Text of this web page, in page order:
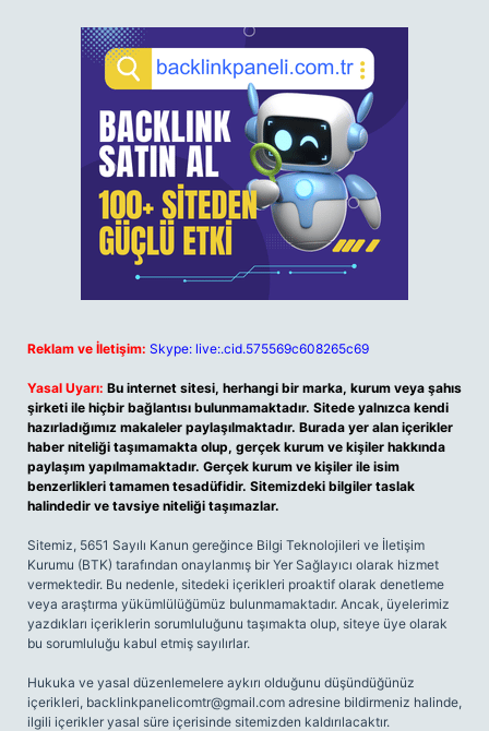
Reklam ve İletişim: Skype: live:.cid.575569c608265c69
Yasal Uyarı: Bu internet sitesi, herhangi bir marka, kurum veya şahıs
şirketi ile hiçbir bağlantısı bulunmamaktadır. Sitede yalnızca kendi
hazırladığımız makaleler paylaşılmaktadır. Burada yer alan içerikler
haber niteliği taşımamakta olup, gerçek kurum ve kişiler hakkında
paylaşım yapılmamaktadır. Gerçek kurum ve kişiler ile isim
benzerlikleri tamamen tesadüfidir. Sitemizdeki bilgiler taslak
halindedir ve tavsiye niteliği taşımazlar.
Sitemiz, 5651 Sayılı Kanun gereğince Bilgi Teknolojileri ve İletişim
Kurumu (BTK) tarafından onaylanmış bir Yer Sağlayıcı olarak hizmet
vermektedir. Bu nedenle, sitedeki içerikleri proaktif olarak denetleme
veya araştırma yükümlülüğümüz bulunmamaktadır. Ancak, üyelerimiz
yazdıkları içeriklerin sorumluluğunu taşımakta olup, siteye üye olarak
bu sorumluluğu kabul etmiş sayılırlar.
Hukuka ve yasal düzenlemelere aykırı olduğunu düşündüğünüz
içerikleri, backlinkpanelicomtr@gmail.com adresine bildirmeniz halinde,
ilgili içerikler yasal süre içerisinde sitemizden kaldırılacaktır.